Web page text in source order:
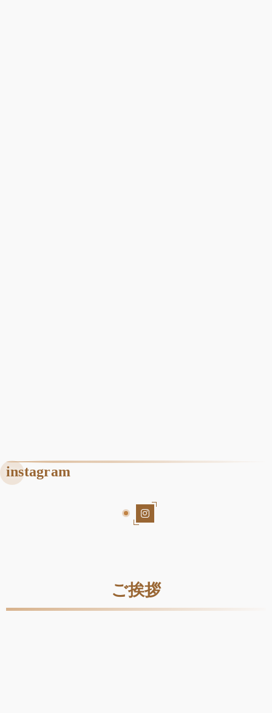
instagram
ご挨拶